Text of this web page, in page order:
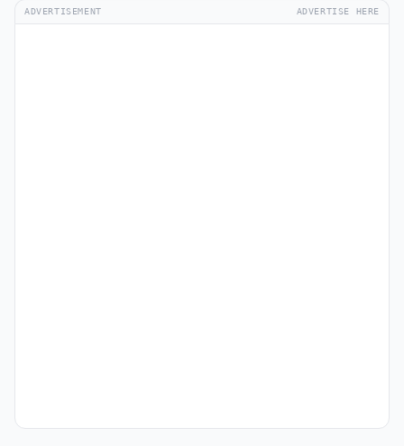
ADVERTISEMENT ADVERTISE HERE